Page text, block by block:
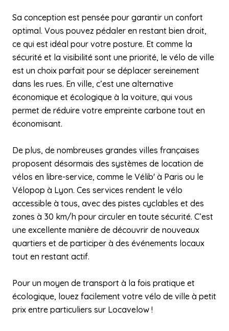
Sa conception est pensée pour garantir un confort
optimal. Vous pouvez pédaler en restant bien droit,
ce qui est idéal pour votre posture. Et comme la
sécurité et la visibilité sont une priorité, le vélo de ville
est un choix parfait pour se déplacer sereinement
dans les rues. En ville, c’est une alternative
économique et écologique à la voiture, qui vous
permet de réduire votre empreinte carbone tout en
économisant.
De plus, de nombreuses grandes villes françaises
proposent désormais des systèmes de location de
vélos en libre-service, comme le Vélib' à Paris ou le
Vélopop à Lyon. Ces services rendent le vélo
accessible à tous, avec des pistes cyclables et des
zones à 30 km/h pour circuler en toute sécurité. C’est
une excellente manière de découvrir de nouveaux
quartiers et de participer à des événements locaux
tout en restant actif.
Pour un moyen de transport à la fois pratique et
écologique, louez facilement votre vélo de ville à petit
prix entre particuliers sur Locavelow !